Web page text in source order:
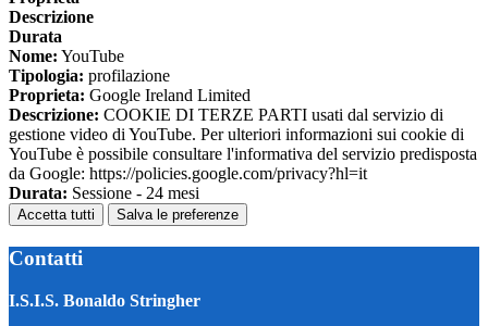
Descrizione
Durata
Nome: YouTube
Tipologia: profilazione
Proprieta: Google Ireland Limited
Descrizione: COOKIE DI TERZE PARTI usati dal servizio di
gestione video di YouTube. Per ulteriori informazioni sui cookie di
YouTube è possibile consultare l'informativa del servizio predisposta
da Google: https://policies.google.com/privacy?hl=it
Durata: Sessione - 24 mesi
Accetta tutti Salva le preferenze
Contatti
I.S.I.S. Bonaldo Stringher